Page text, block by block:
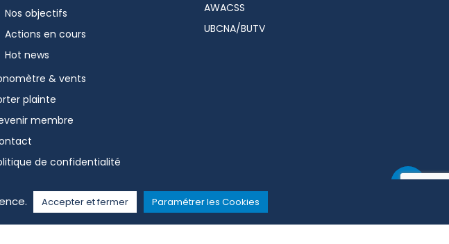
Nos objectifs
Actions en cours
Hot news
& vents
plainte
membre
de confidentialité
AWACSS
UBCNA/BUTV
Accepter et fermer Paramétrer les Cookies